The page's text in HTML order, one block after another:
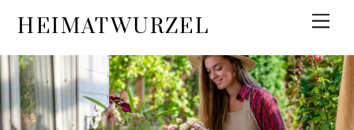
content
HEIMATWURZEL